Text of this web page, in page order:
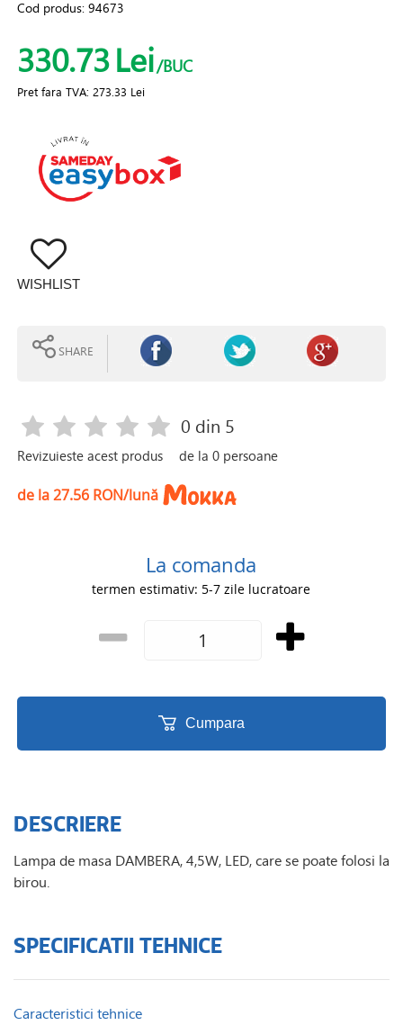
Cod produs:94673
330.73Lei/BUC
Pret fara TVA:273.33 Lei
WISHLIST
SHARE
Revizuieste acest produs
0 din 5
de la0 persoane
de la 27.56 RON/lună
La comanda
termen estimativ: 5-7 zile lucratoare
Cumpara
DESCRIERE
Lampa de masa DAMBERA, 4,5W, LED, care se poate folosi la
birou.
SPECIFICATII TEHNICE
Caracteristici tehnice